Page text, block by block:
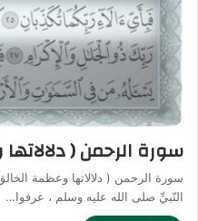
سورة الرحمن (
سورة الرحمن ( دلالاتها وعظمة
النّبيِّ صلى الله عليه وسلم ، عرفوا…